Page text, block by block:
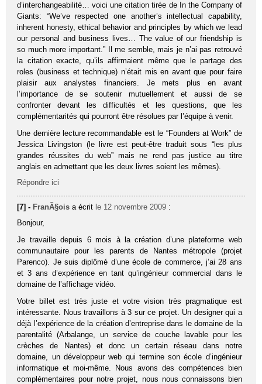
d’interchangeabilité… voici une citation tirée de In the Company of
Giants: “We’ve respected one another’s intellectual capability,
inherent honesty, ethical behavior and principles by which we lead
our personal and business lives… The value of our friendship is
so much more important.” Il me semble, mais je n’ai pas retrouvé
la citation exacte, qu’ils affirmaient même que le partage des
roles (business et technique) n’était mis en avant que pour faire
plaisir aux analystes financiers. Je mets plus en avant
l’importance de se soutenir mutuellement et aussi de se
confronter devant les difficultés et les questions, que les
complémentarités qui pourront être résolues par l’équipe à venir.
Une dernière lecture recommandable est le “Founders at Work” de
Jessica Livingston (le livre est peut-être traduit sous “les plus
grandes réussites du web” mais ne rend pas justice au titre
anglais en admettant que les deux livres soient les mêmes).
Répondre ici
[7] - FranÃ§ois a écrit le 12 novembre 2009 :
Bonjour,
Je travaille depuis 6 mois à la création d’une plateforme web
communautaire pour les parents de Nantes métropole (projet
Parenco). Je suis diplômé d’une école de commerce, j’ai 28 ans
et 3 ans d’expérience en tant qu’ingénieur commercial dans le
domaine de l’affichage vidéo.
Votre billet est très juste et votre vision très pragmatique est
intéressante. Nous travaillons à 3 sur ce projet. Un designer qui a
déjà l’expérience de la création d’entreprise dans le domaine de la
parentalité (Arbalange, un service de couche lavable pour les
crèches de Nantes) et donc un certain réseau dans notre
domaine, un développeur web qui termine son école d’ingénieur
informatique et moi-même. Nous avons des compétences bien
complémentaires pour notre projet, nous nous connaissons bien